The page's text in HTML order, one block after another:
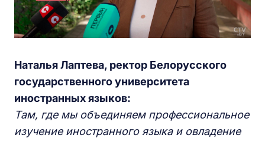
Наталья Лаптева, ректор Белорусского
государственного университета
иностранных языков:
Там, где мы объединяем профессиональное
изучение иностранного языка и овладение